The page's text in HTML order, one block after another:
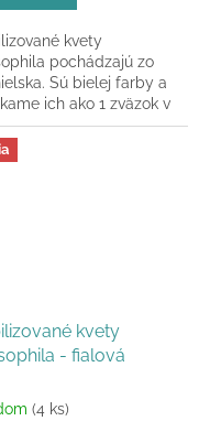
kvety
pochádzajú zo
Sú bielej farby a
ich ako 1 zväzok v
dĺžke 60-70 cm.
kvety
- fialová
(4 ks)